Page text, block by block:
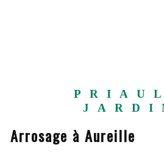
Arrosage à Aureille